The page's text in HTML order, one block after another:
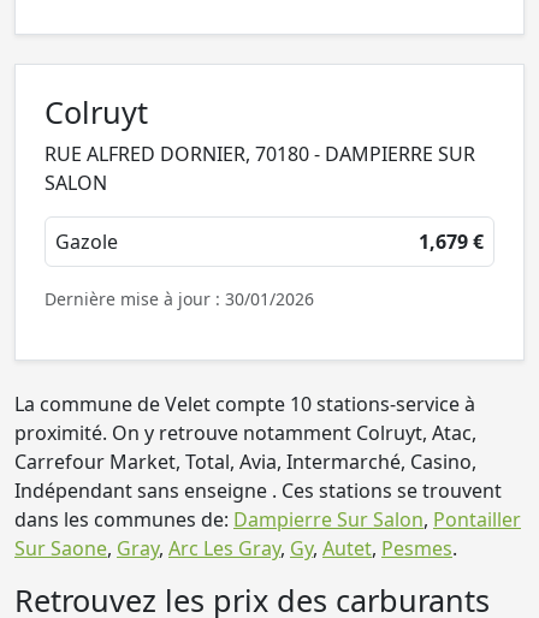
Colruyt
RUE ALFRED DORNIER, 70180 - DAMPIERRE SUR
SALON
Gazole 1,679 €
Dernière mise à jour : 30/01/2026
La commune de Velet compte 10 stations-service à
proximité. On y retrouve notamment Colruyt, Atac,
Carrefour Market, Total, Avia, Intermarché, Casino,
Indépendant sans enseigne . Ces stations se trouvent
dans les communes de: Dampierre Sur Salon, Pontailler
Sur Saone, Gray, Arc Les Gray, Gy, Autet, Pesmes.
Retrouvez les prix des carburants